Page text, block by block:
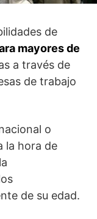
de
mayores de
a través de
de trabajo
o
la hora de
de su edad.